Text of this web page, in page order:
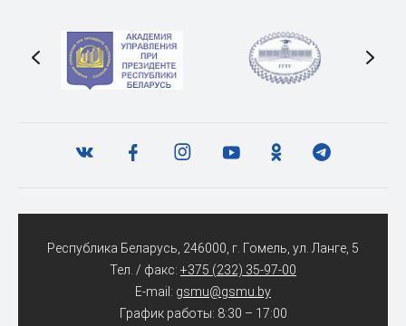
Республика Беларусь, 246000, г. Гомель, ул. Ланге, 5
Тел. / факс: +375 (232) 35-97-00
E-mail: gsmu@gsmu.by
График работы: 8:30 – 17:00